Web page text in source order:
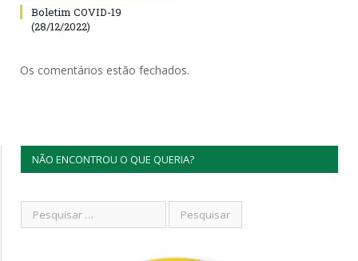
Boletim COVID-19
(28/12/2022)
Os comentários estão fechados.
NÃO ENCONTROU O QUE QUERIA?